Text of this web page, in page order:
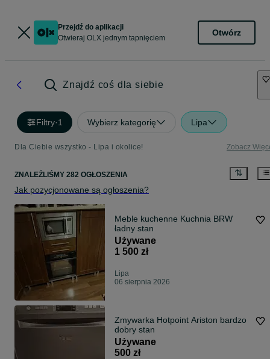
Przejdź do aplikacji
Otwieraj OLX jednym tapnięciem
Otwórz
Znajdź coś dla siebie
Filtry·1 Wybierz kategorię Lipa
Dla Ciebie wszystko - Lipa i okolice! Zobacz
ZNALEŹLIŚMY 282 OGŁOSZENIA
Jak pozycjonowane są ogłoszenia?
Meble kuchenne Kuchnia BRW
ładny stan
Używane
1 500 zł
Lipa
06 sierpnia 2026
Zmywarka Hotpoint Ariston bardzo
dobry stan
Używane
500 zł